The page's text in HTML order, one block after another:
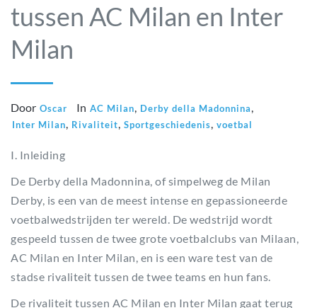
tussen AC Milan en Inter
Milan
Door Oscar In AC Milan, Derby della Madonnina,
Inter Milan, Rivaliteit, Sportgeschiedenis, voetbal
I. Inleiding
De Derby della Madonnina, of simpelweg de Milan
Derby, is een van de meest intense en gepassioneerde
voetbalwedstrijden ter wereld. De wedstrijd wordt
gespeeld tussen de twee grote voetbalclubs van Milaan,
AC Milan en Inter Milan, en is een ware test van de
stadse rivaliteit tussen de twee teams en hun fans.
De rivaliteit tussen AC Milan en Inter Milan gaat terug